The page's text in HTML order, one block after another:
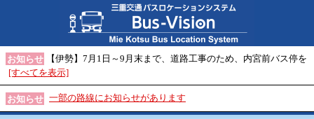
お知らせ
【伊勢】7月1日～9月末まで、道路工事のため、内宮前バス停を
[すべてを表示]
お知らせ 一部の路線にお知らせがあります